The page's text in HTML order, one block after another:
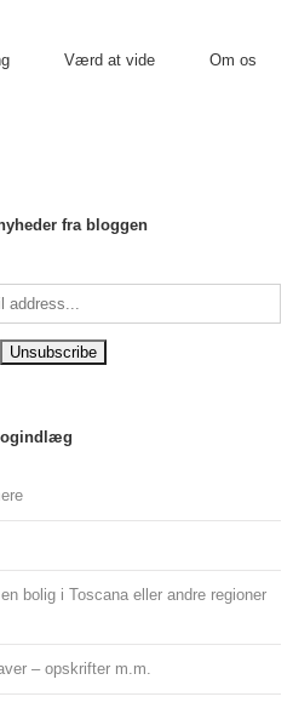
Værd at vide Om os
fra bloggen
bolig i Toscana eller andre regioner
– opskrifter m.m.